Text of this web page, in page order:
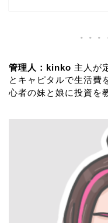
管理人：kinko 主人が
とキャピタルで生活
心者の妹と娘に投資